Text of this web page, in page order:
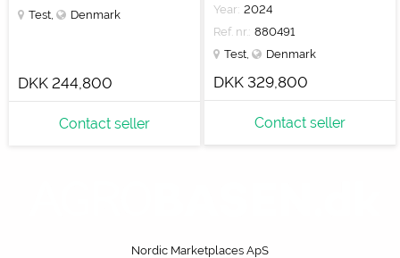
Test
Denmark
DKK 244,800
Contact seller
Year: 2024
Ref. nr.: 880491
Test
Denmark
DKK 329,800
Contact seller
Nordic Marketplaces ApS